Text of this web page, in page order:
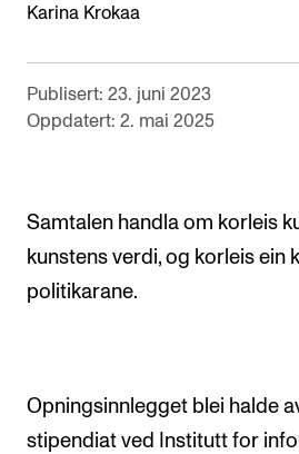
FORSKNING OG
Om FoU på NMH
Livet rundt FoU
Forskningsetikk
KONSERTER OG
Karina Krokaa
Publisert: 23. juni 2023
Oppdatert: 2. mai 2025
Samtalen handla om korleis
kunstens verdi, og korleis ein
politikarane.
Opningsinnlegget blei halde
stipendiat ved Institutt for